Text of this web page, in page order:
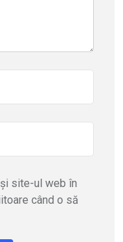
site-ul web în
când o să